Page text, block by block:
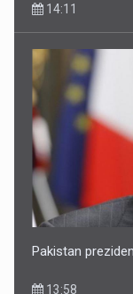
14:11
Pakistan
13:58